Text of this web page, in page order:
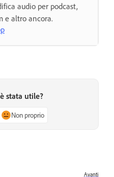
audio per podcast,
e altro ancora.
stata utile?
Non proprio
Avanti